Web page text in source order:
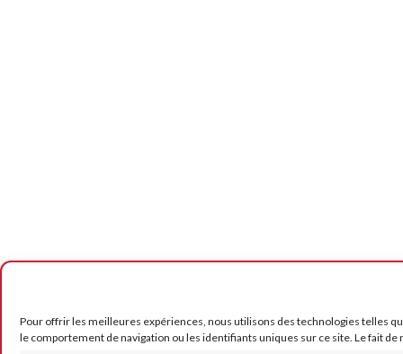
Pour offrir les meilleures expériences, nous utilisons des technologies telles
le comportement de navigation ou les identifiants uniques sur ce site. Le fait